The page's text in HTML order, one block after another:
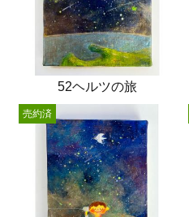
52ヘルツの旅
売約済